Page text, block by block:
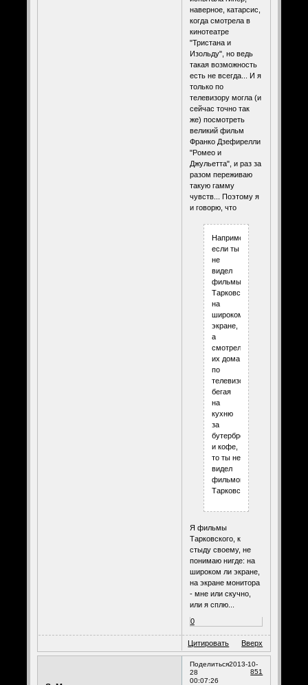
наверное, катарсис,
когда смотрела в
кинотеатре
"Тристана и
Изольду", но ведь
такая возможность
есть не всегда... И я
только по
телевизору могла (и
сейчас точно так
же) посмотреть
великий фильм
Франко Дзефирелли
"Ромео и
Джульетта", и раз за
разом переживаю
такую гамму
чувств... Поэтому я
и говорю, что
Например,
если ты
не
видел
фильмы
Тарковского
на
широком
экране,
а
смотрел
их дома
по
телевизору,
бегая
на
кухню
за
бутербродом
и кофе,
то ты не
видел
фильмов
Тарковского.
Я фильмы
Тарковского, к
стыду своему, не
понимаю нигде: на
широком ли экране,
на экране монитора
- мне или скучно,
или я сплю...
0
Цитировать Вверх
Поделиться
851
2013-10-
28
00:07:26